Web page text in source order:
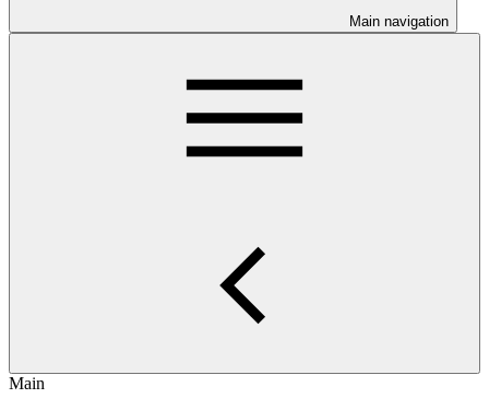
Main navigation
Main